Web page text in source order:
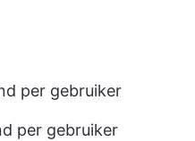
per gebruiker
per gebruiker